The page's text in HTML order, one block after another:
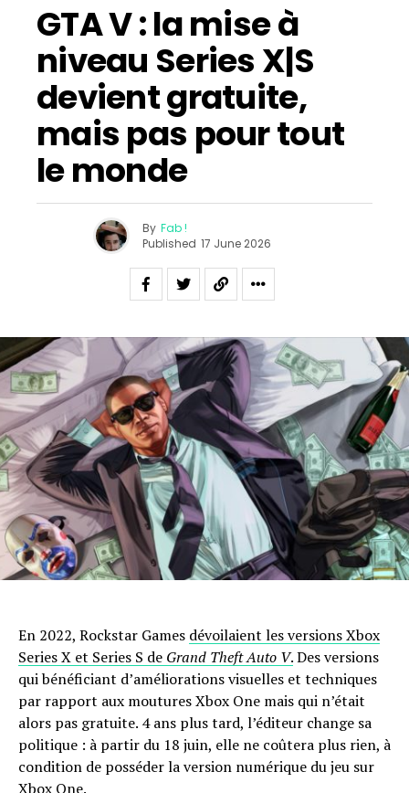
GTA V : la mise à
niveau Series X|S
devient gratuite,
mais pas pour tout
le monde
By Fab !
Published 17 June 2026
En 2022, Rockstar Games dévoilaient les versions Xbox
Series X et Series S de Grand Theft Auto V.Des versions
qui bénéficiant d’améliorations visuelles et techniques
par rapport aux moutures Xbox One mais qui n’était
alors pas gratuite. 4 ans plus tard, l’éditeur change sa
politique : à partir du 18 juin, elle ne coûtera plus rien, à
condition de posséder la version numérique du jeu sur
Xbox One.